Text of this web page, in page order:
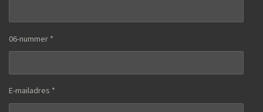
06-nummer *
E-mailadres *